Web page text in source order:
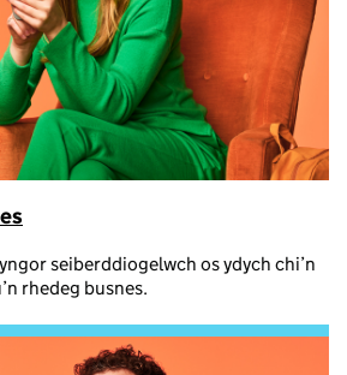
seiberddiogelwch os ydych chi’n
rhedeg busnes.